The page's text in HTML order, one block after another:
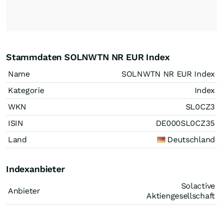
Stammdaten SOLNWTN NR EUR Index
Name
SOLNWTN NR EUR Index
Kategorie
Index
WKN
SL0CZ3
ISIN
DE000SL0CZ35
Land
Deutschland
Indexanbieter
Anbieter
Solactive
Aktiengesellschaft